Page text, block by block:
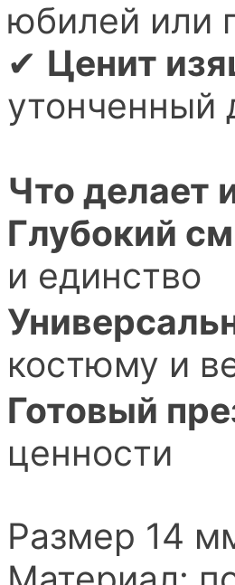
юбилей или
✔ Ценит
утонченный
Что делает
Глубокий
и единство
костюму и
Готовый
ценности
Размер 14